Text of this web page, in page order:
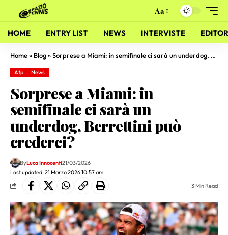
Aa
HOME ENTRY LIST NEWS INTERVISTE
Home» Blog»Sorprese a Miami: in semifinale ci sarà un underdog, Berrettini può crederci?
Atp News
Sorprese a Miami: in
semifinale ci sarà un
underdog, Berrettini può
crederci?
Last updated: 21 Marzo 2026 10:57 am
ByLuca Innocenti21/03/2026
3 Min Read